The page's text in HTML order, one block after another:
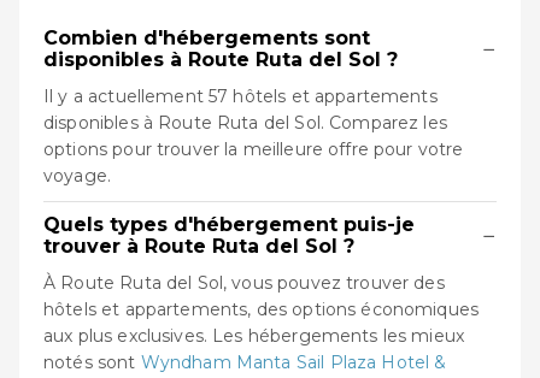
Combien d'hébergements sont
disponibles à Route Ruta del Sol ?
−
Il y a actuellement 57 hôtels et appartements
disponibles à Route Ruta del Sol. Comparez les
options pour trouver la meilleure offre pour votre
voyage.
Quels types d'hébergement puis-je
trouver à Route Ruta del Sol ?
−
À Route Ruta del Sol, vous pouvez trouver des
hôtels et appartements, des options économiques
aux plus exclusives. Les hébergements les mieux
notés sont Wyndham Manta Sail Plaza Hotel &